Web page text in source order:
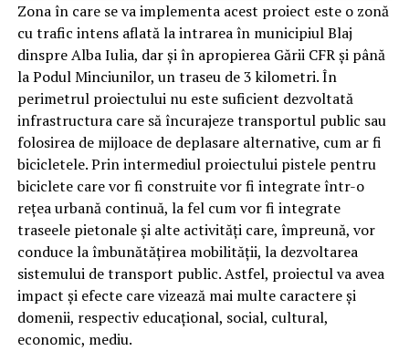
Zona în care se va implementa acest proiect este o zonă
cu trafic intens aflată la intrarea în municipiul Blaj
dinspre Alba Iulia, dar și în apropierea Gării CFR și până
la Podul Minciunilor, un traseu de 3 kilometri. În
perimetrul proiectului nu este suficient dezvoltată
infrastructura care să încurajeze transportul public sau
folosirea de mijloace de deplasare alternative, cum ar fi
bicicletele. Prin intermediul proiectului pistele pentru
biciclete care vor fi construite vor fi integrate într-o
rețea urbană continuă, la fel cum vor fi integrate
traseele pietonale și alte activități care, împreună, vor
conduce la îmbunătățirea mobilității, la dezvoltarea
sistemului de transport public. Astfel, proiectul va avea
impact și efecte care vizează mai multe caractere și
domenii, respectiv educațional, social, cultural,
economic, mediu.